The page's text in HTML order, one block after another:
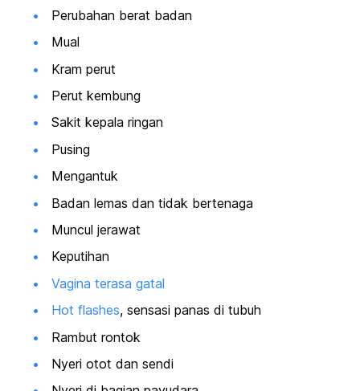
Perubahan berat badan
Mual
Kram perut
Perut kembung
Sakit kepala ringan
Pusing
Mengantuk
Badan lemas dan tidak bertenaga
Muncul jerawat
Keputihan
Vagina terasa gatal
Hot flashes, sensasi panas di tubuh
Rambut rontok
Nyeri otot dan sendi